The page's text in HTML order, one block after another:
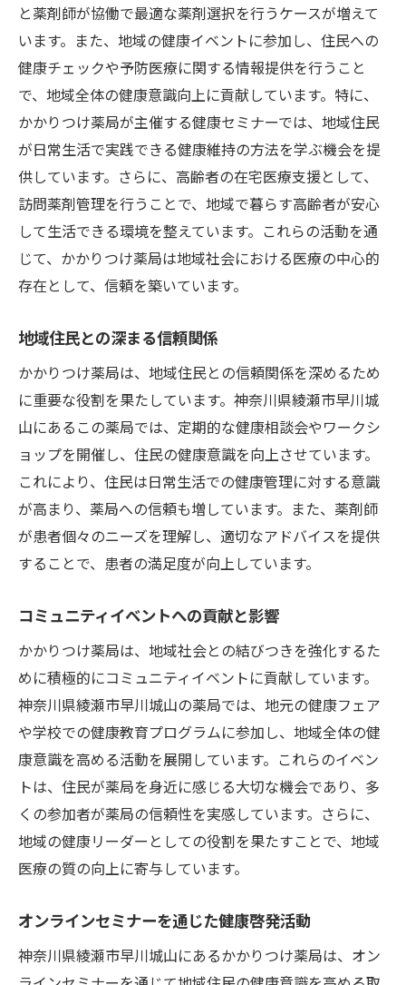
と薬剤師が協働で最適な薬剤選択を行うケースが増えて
います。また、地域の健康イベントに参加し、住民への
健康チェックや予防医療に関する情報提供を行うこと
で、地域全体の健康意識向上に貢献しています。特に、
かかりつけ薬局が主催する健康セミナーでは、地域住民
が日常生活で実践できる健康維持の方法を学ぶ機会を提
供しています。さらに、高齢者の在宅医療支援として、
訪問薬剤管理を行うことで、地域で暮らす高齢者が安心
して生活できる環境を整えています。これらの活動を通
じて、かかりつけ薬局は地域社会における医療の中心的
存在として、信頼を築いています。
地域住民との深まる信頼関係
かかりつけ薬局は、地域住民との信頼関係を深めるため
に重要な役割を果たしています。神奈川県綾瀬市早川城
山にあるこの薬局では、定期的な健康相談会やワークシ
ョップを開催し、住民の健康意識を向上させています。
これにより、住民は日常生活での健康管理に対する意識
が高まり、薬局への信頼も増しています。また、薬剤師
が患者個々のニーズを理解し、適切なアドバイスを提供
することで、患者の満足度が向上しています。
コミュニティイベントへの貢献と影響
かかりつけ薬局は、地域社会との結びつきを強化するた
めに積極的にコミュニティイベントに貢献しています。
神奈川県綾瀬市早川城山の薬局では、地元の健康フェア
や学校での健康教育プログラムに参加し、地域全体の健
康意識を高める活動を展開しています。これらのイベン
トは、住民が薬局を身近に感じる大切な機会であり、多
くの参加者が薬局の信頼性を実感しています。さらに、
地域の健康リーダーとしての役割を果たすことで、地域
医療の質の向上に寄与しています。
オンラインセミナーを通じた健康啓発活動
神奈川県綾瀬市早川城山にあるかかりつけ薬局は、オン